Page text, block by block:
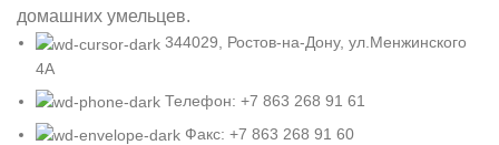
домашних умельцев.
344029, Ростов-на-Дону, ул.Менжинского
4А
Телефон: +7 863 268 91 61
Факс: +7 863 268 91 60